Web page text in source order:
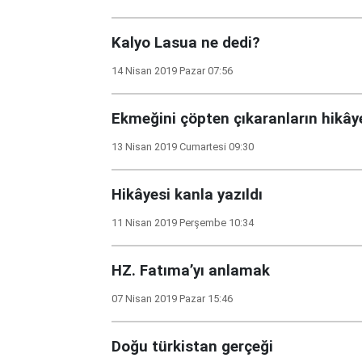
Kalyo Lasua ne dedi?
14 Nisan 2019 Pazar 07:56
Ekmeğini çöpten çıkaranların
13 Nisan 2019 Cumartesi 09:30
Hikâyesi kanla yazıldı
11 Nisan 2019 Perşembe 10:34
HZ. Fatıma’yı anlamak
07 Nisan 2019 Pazar 15:46
Doğu türkistan gerçeği